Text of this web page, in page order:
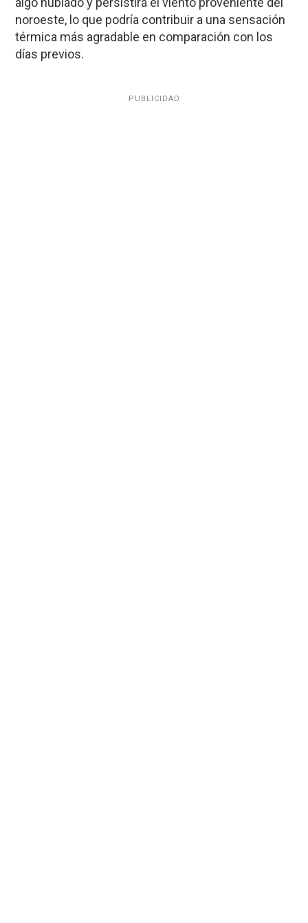
noroeste, lo que podría contribuir a una sensación
térmica más agradable en comparación con los
días previos.
PUBLICIDAD